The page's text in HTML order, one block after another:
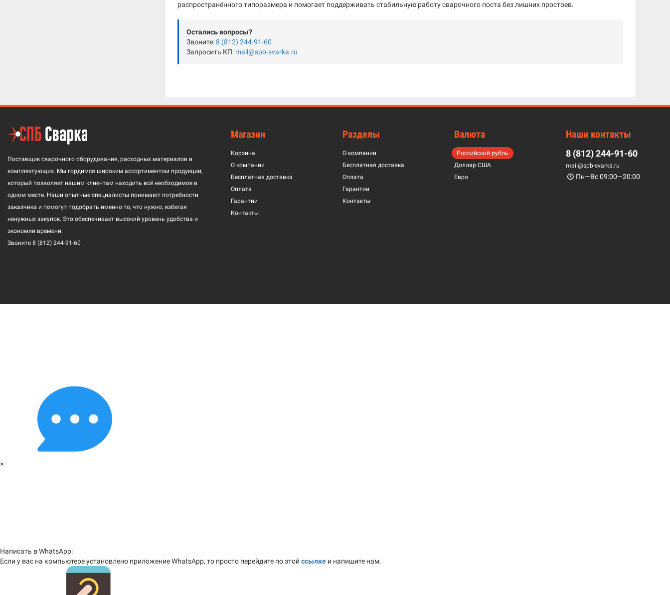
распространённого типоразмера и помогает поддерживать стабильную работу сварочного поста без лишних простоев.
Остались вопросы?
Звоните:8 (812) 244-91-60
Запросить КП: mail@spb-svarka.ru
Поставщик сварочного оборудования, расходных материалов и
комплектующих. Мы гордимся широким ассортиментом продукции,
который позволяет нашим клиентам находить всё необходимое в
одном месте. Наши опытные специалисты понимают потребности
заказчика и помогут подобрать именно то, что нужно, избегая
ненужных закупок. Это обеспечивает высокий уровень удобства и
экономии времени.
Звоните 8 (812) 244-91-60
Магазин
Корзина
О компании
Бесплатная доставка
Оплата
Гарантии
Контакты
Разделы
О компании
Бесплатная доставка
Оплата
Гарантии
Контакты
Валюта
Российский рубль
Доллар США
Евро
Наши контакты
8 (812) 244-91-60
mail@spb-svarka.ru
Пн—Вс 09:00—20:00
×
Написать в WhatsApp:
Если у вас на компьютере установлено приложение WhatsApp, то просто перейдите по этой ссылке и напишите нам.